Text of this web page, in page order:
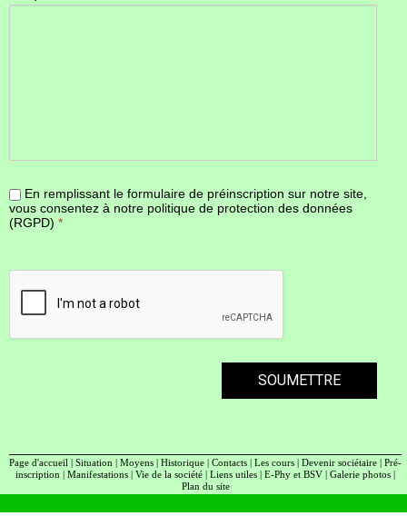
En remplissant le formulaire de préinscription sur notre site,
vous consentez à notre politique de protection des données
(RGPD) *
SOUMETTRE
Page d'accueil | Situation | Moyens | Historique | Contacts | Les cours | Devenir sociétaire | Pré-
inscription | Manifestations | Vie de la société | Liens utiles | E-Phy et BSV | Galerie photos |
Plan du site